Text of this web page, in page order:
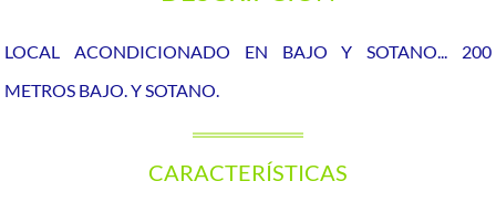
LOCAL ACONDICIONADO EN BAJO Y SOTANO... 200
METROS BAJO. Y SOTANO.
CARACTERÍSTICAS